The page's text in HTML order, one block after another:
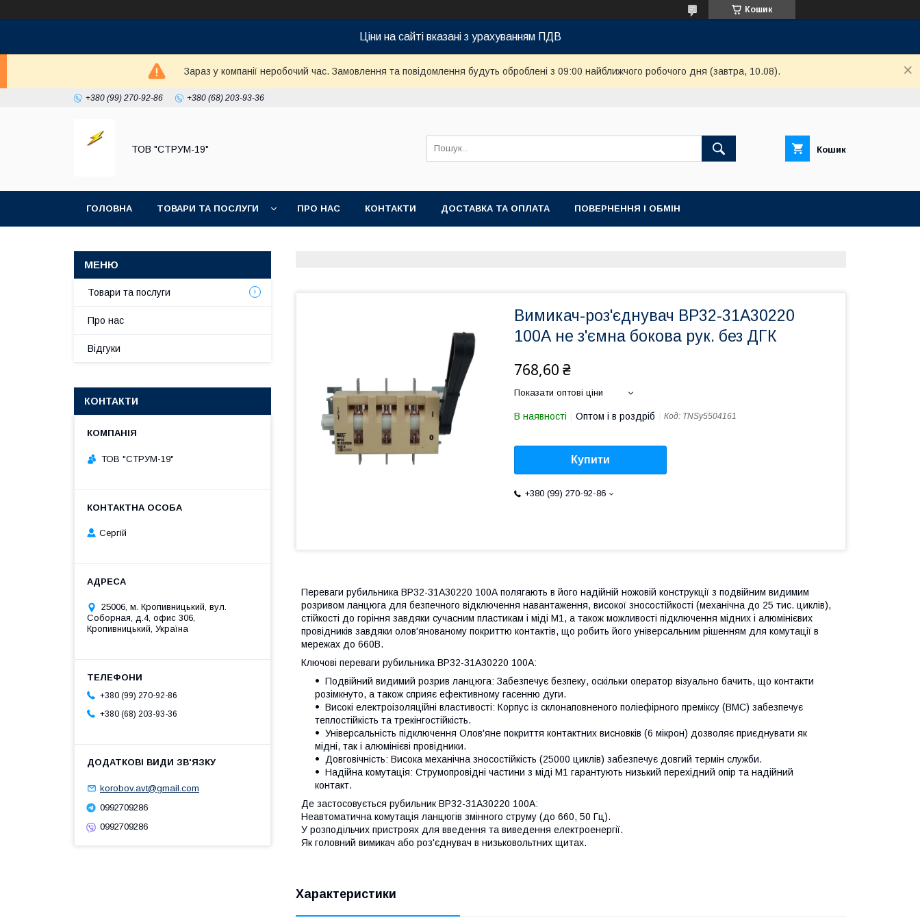
Кошик
Ціни на сайті вказані з урахуванням ПДВ
Зараз у компанії неробочий час. Замовлення та повідомлення будуть оброблені з 09:00 найближчого робочого дня (завтра, 10.08).
+380 (99) 270-92-86 +380 (68) 203-93-36
ТОВ "СТРУМ-19" Кошик
ГОЛОВНА ТОВАРИ ТА ПОСЛУГИ ПРО НАС КОНТАКТИ ДОСТАВКА ТА ОПЛАТА ПОВЕРНЕННЯ І ОБМІН
Вимикач-роз'єднувач ВР32-31А30220
100А не з'ємна бокова рук. без ДГК
768,60 ₴
Показати оптові ціни
В наявності Оптом і в роздріб Код: TNSy5504161
Купити
+380 (99) 270-92-86
Переваги рубильника ВР32-31А30220 100А полягають в його надійній ножовій конструкції з подвійним видимим
розривом ланцюга для безпечного відключення навантаження, високої зносостійкості (механічна до 25 тис. циклів),
стійкості до горіння завдяки сучасним пластикам і міді М1, а також можливості підключення мідних і алюмінієвих
провідників завдяки олов'янованому покриттю контактів, що робить його універсальним рішенням для комутації в
мережах до 660В.
Ключові переваги рубильника ВР32-31А30220 100А:
Подвійний видимий розрив ланцюга: Забезпечує безпеку, оскільки оператор візуально бачить, що контакти
розімкнуто, а також сприяє ефективному гасенню дуги.
Високі електроізоляційні властивості: Корпус із склонаповненого поліефірного преміксу (ВМС) забезпечує
теплостійкість та трекінгостійкість.
Універсальність підключення Олов'яне покриття контактних висновків (6 мікрон) дозволяє приєднувати як
мідні, так і алюмінієві провідники.
Довговічність: Висока механічна зносостійкість (25000 циклів) забезпечує довгий термін служби.
Надійна комутація: Струмопровідні частини з міді М1 гарантують низький перехідний опір та надійний
контакт.
Де застосовується рубильник ВР32-31А30220 100А:
Неавтоматична комутація ланцюгів змінного струму (до 660, 50 Гц).
У розподільчих пристроях для введення та виведення електроенергії.
Як головний вимикач або роз'єднувач в низьковольтних щитах.
Характеристики
Товари та послуги
Про нас
Відгуки
КОНТАКТИ
ТОВ "СТРУМ-19"
Сергій
25006, м. Кропивницький, вул.
Соборная, д.4, офис 306,
Кропивницький, Україна
+380 (99) 270-92-86
+380 (68) 203-93-36
korobov.avt@gmail.com
0992709286
0992709286